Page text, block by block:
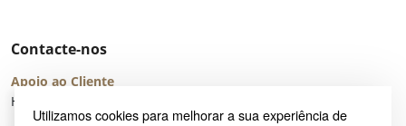
Utilizamos cookies para melhorar a sua experiência de
Contacte-nos
Apoio ao Cliente
Horário de Atendimento: seg – sex 8:00 – 16:00 (UTC+2)